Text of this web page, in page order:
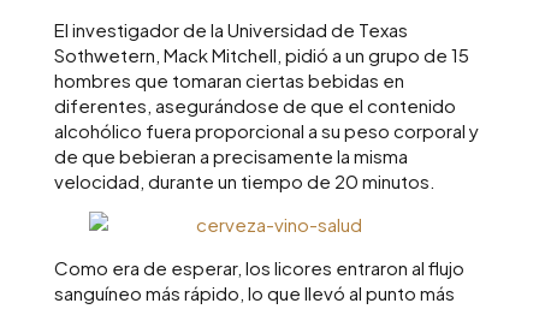
El investigador de la Universidad de Texas
Sothwetern, Mack Mitchell, pidió a un grupo de 15
hombres que tomaran ciertas bebidas en
diferentes, asegurándose de que el contenido
alcohólico fuera proporcional a su peso corporal y
de que bebieran a precisamente la misma
velocidad, durante un tiempo de 20 minutos.
Como era de esperar, los licores entraron al flujo
sanguíneo más rápido, lo que llevó al punto más